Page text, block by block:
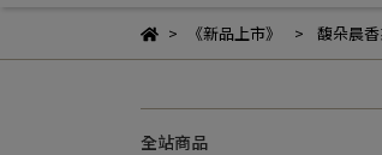
《新品上市》 馥朵晨
全站商品